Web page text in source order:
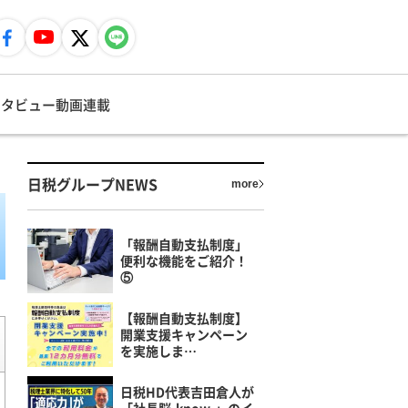
ビュー動画連載
日税グループNEWS more
「報酬自動支払制度」
便利な機能をご紹介！
⑤
【報酬自動支払制度】
開業支援キャンペーン
を実施しま…
日税HD代表吉田倉人が